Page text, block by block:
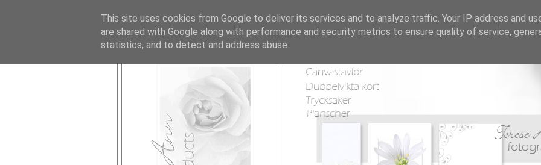
This site uses cookies from Google to deliver its services and to analyze traffic. Your IP address and
are shared with Google along with performance and security metrics to ensure quality of service,
statistics, and to detect and address abuse.